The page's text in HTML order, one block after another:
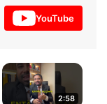
YouTube
2:58